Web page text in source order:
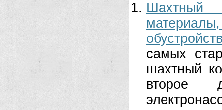
Шахтный
самых
шахтный
второе